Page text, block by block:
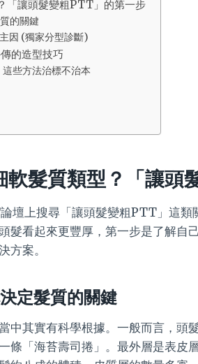
「讓頭髮變粗PTT」的第一步
的關鍵
因 (獨家分型診斷)
的造型技巧
些方法治標不治本
軟髮質類型？「讓頭
壇上搜尋「讓頭髮變粗PTT」這類
髮看起來更豐厚，第一步是了解自
方案。
定髮質的關鍵
中其實有科學根據。一般而言，頭
條「海苔壽司捲」。最外層是表皮